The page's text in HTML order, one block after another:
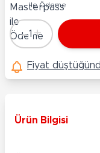
ile Ödeme
Adet
-1 +
Fiyat
Ürün Bilgisi